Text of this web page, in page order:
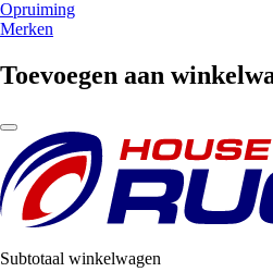
Opruiming
Merken
Toevoegen aan
Subtotaal winkelwagen